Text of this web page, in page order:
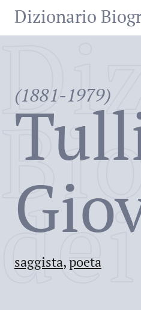
Dizionario
(1881-1979)
saggista,poeta